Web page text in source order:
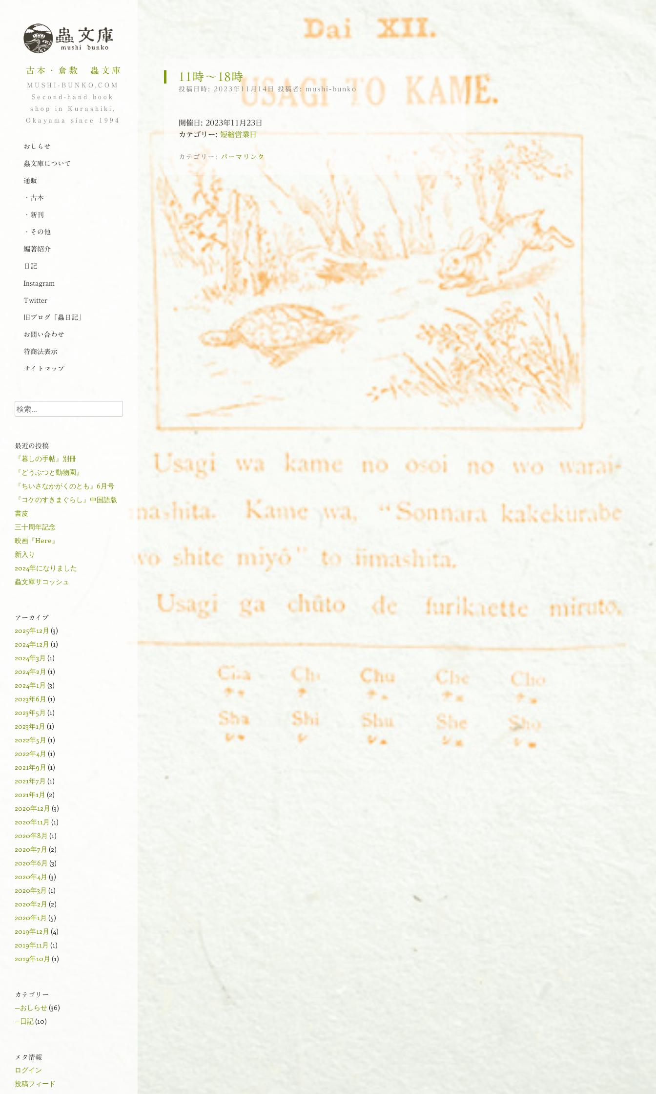
古本・倉敷 蟲文庫
MUSHI-BUNKO.COM
Second-hand book
shop in Kurashiki,
Okayama since 1994
ナビゲーション
コンテンツへスキップ
おしらせ
蟲文庫について
通販
・古本
・新刊
・その他
編著紹介
日記
Instagram
Twitter
旧ブログ「蟲日記」
お問い合わせ
特商法表示
サイトマップ
11時〜18時
投稿日時: 2023年11月14日 投稿者: mushi-bunko
開催日: 2023年11月23日
カテゴリー: 短縮営業日
カテゴリー: パーマリンク
投稿ナビゲーション
検索
最近の投稿
『暮しの手帖』別冊
『どうぶつと動物園』
『ちいさなかがくのとも』6月号
『コケのすきまぐらし』中国語版
書皮
三十周年記念
映画『Here』
新入り
2024年になりました
蟲文庫サコッシュ
アーカイブ
2025年12月 (3)
2024年12月 (1)
2024年3月 (1)
2024年2月 (1)
2024年1月 (3)
2023年6月 (1)
2023年5月 (1)
2023年1月 (1)
2022年5月 (1)
2022年4月 (1)
2021年9月 (1)
2021年7月 (1)
2021年1月 (2)
2020年12月 (3)
2020年11月 (1)
2020年8月 (1)
2020年7月 (2)
2020年6月 (3)
2020年4月 (3)
2020年3月 (1)
2020年2月 (2)
2020年1月 (5)
2019年12月 (4)
2019年11月 (1)
2019年10月 (1)
カテゴリー
—おしらせ(36)
—日記(10)
メタ情報
ログイン
投稿フィード